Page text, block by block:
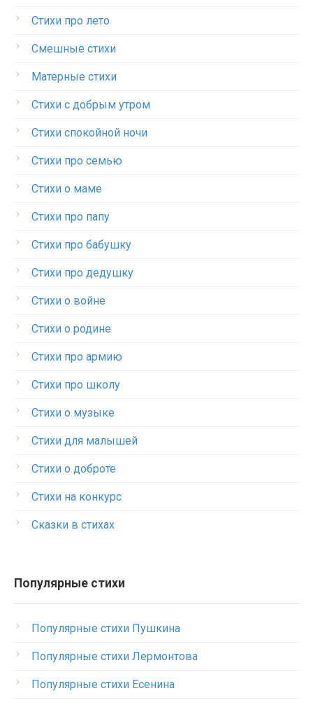
Стихи про лето
Смешные стихи
Матерные стихи
Стихи с добрым утром
Стихи спокойной ночи
Стихи про семью
Стихи о маме
Стихи про папу
Стихи про бабушку
Стихи про дедушку
Стихи о войне
Стихи о родине
Стихи про армию
Стихи про школу
Стихи о музыке
Стихи для малышей
Стихи о доброте
Стихи на конкурс
Сказки в стихах
Популярные стихи
Популярные стихи Пушкина
Популярные стихи Лермонтова
Популярные стихи Есенина